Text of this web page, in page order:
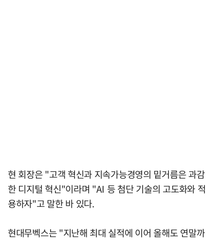
현 회장은 "고객 혁신과 지속가능경영의 밑거름은 과감
한 디지털 혁신"이라며 "AI 등 첨단 기술의 고도화와 적
용하자"고 말한 바 있다.
현대무벡스는 "지난해 최대 실적에 이어 올해도 연말까